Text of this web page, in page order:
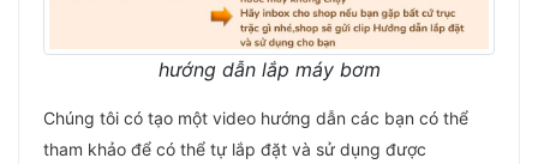
hướng dẫn lắp máy bơm
Chúng tôi có tạo một video hướng dẫn các bạn có thể
tham khảo để có thể tự lắp đặt và sử dụng được